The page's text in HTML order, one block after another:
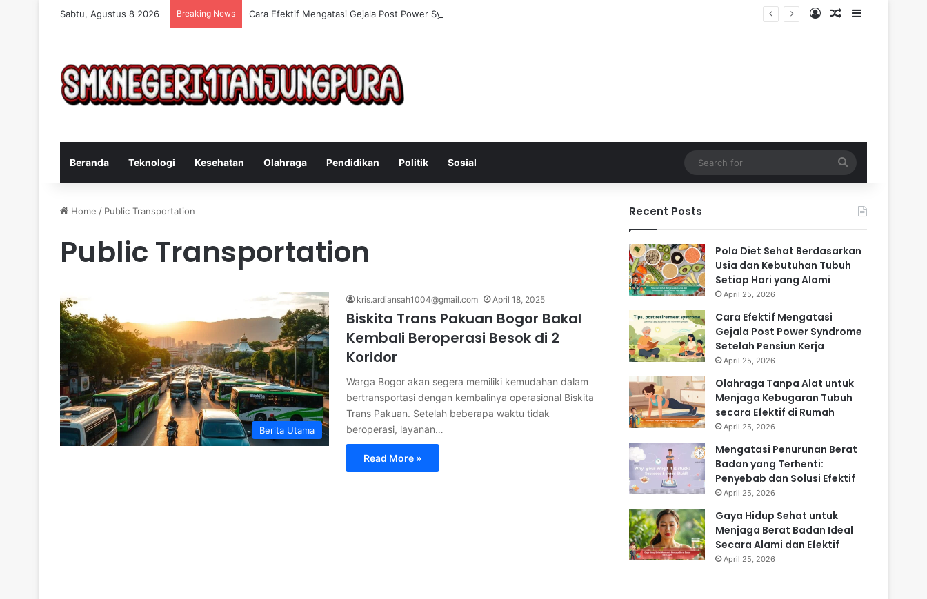
Sabtu, Agustus 8 2026 Breaking News Cara Efektif Mengatasi Gejala Post Power Syndrome Setelah Pensiun Kerja Log InRandom Article
Sidebar
Beranda Teknologi Kesehatan Olahraga Pendidikan Politik Sosial
for
Home / Public Transportation
Public Transportation
Berita Utama
kris.ardiansah1004@gmail.com April 18, 2025
Biskita Trans Pakuan Bogor Bakal
Kembali Beroperasi Besok di 2
Koridor
Warga Bogor akan segera memiliki kemudahan dalam
bertransportasi dengan kembalinya operasional Biskita
Trans Pakuan. Setelah beberapa waktu tidak
beroperasi, layanan…
Read More »
Recent Posts
Pola Diet Sehat Berdasarkan
Usia dan Kebutuhan Tubuh
Setiap Hari yang Alami
April 25, 2026
Cara Efektif Mengatasi
Gejala Post Power Syndrome
Setelah Pensiun Kerja
April 25, 2026
Olahraga Tanpa Alat untuk
Menjaga Kebugaran Tubuh
secara Efektif di Rumah
April 25, 2026
Mengatasi Penurunan Berat
Badan yang Terhenti:
Penyebab dan Solusi Efektif
April 25, 2026
Gaya Hidup Sehat untuk
Menjaga Berat Badan Ideal
Secara Alami dan Efektif
April 25, 2026